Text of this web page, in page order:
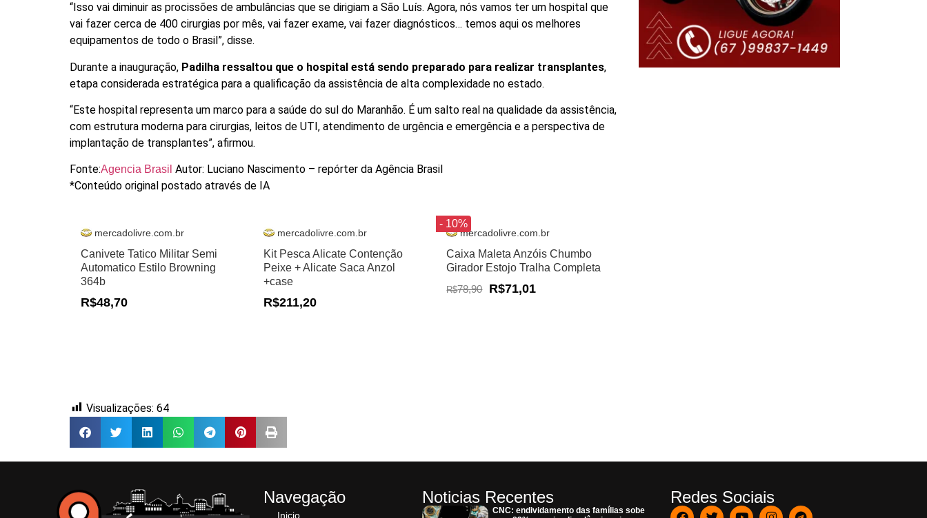
“Isso vai diminuir as procissões de ambulâncias que se dirigiam a São Luís. Agora, nós vamos ter um hospital que
vai fazer cerca de 400 cirurgias por mês, vai fazer exame, vai fazer diagnósticos… temos aqui os melhores
equipamentos de todo o Brasil”, disse.
Durante a inauguração, Padilha ressaltou que o hospital está sendo preparado para realizar transplantes,
etapa considerada estratégica para a qualificação da assistência de alta complexidade no estado.
“Este hospital representa um marco para a saúde do sul do Maranhão. É um salto real na qualidade da assistência,
com estrutura moderna para cirurgias, leitos de UTI, atendimento de urgência e emergência e a perspectiva de
implantação de transplantes”, afirmou.
Fonte:Agencia BrasilAutor: Luciano Nascimento – repórter da Agência Brasil
*Conteúdo original postado através de IA
mercadolivre.com.br
Canivete Tatico Militar Semi
Automatico Estilo Browning
364b
R$48,70
mercadolivre.com.br
Kit Pesca Alicate Contenção
Peixe + Alicate Saca Anzol
+case
R$211,20
- 10%
mercadolivre.com.br
Caixa Maleta Anzóis Chumbo
Girador Estojo Tralha Completa
R$78,90 R$71,01
Visualizações: 64
Navegação
Inicio
Noticias Recentes
CNC: endividamento das famílias sobe
Redes Sociais